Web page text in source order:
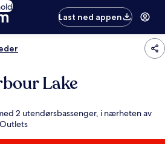
Last ned appen
Lake
2 utendørsbassenger, i nærheten av